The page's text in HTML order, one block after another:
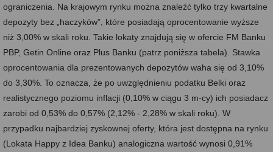
ograniczenia. Na krajowym rynku można znaleźć tylko trzy kwartalne
depozyty bez „haczyków”, które posiadają oprocentowanie wyższe
niż 3,00% w skali roku. Takie lokaty znajdują się w ofercie FM Banku
PBP, Getin Online oraz Plus Banku (patrz poniższa tabela). Stawka
oprocentowania dla prezentowanych depozytów waha się od 3,10%
do 3,30%. To oznacza, że po uwzględnieniu podatku Belki oraz
realistycznego poziomu inflacji (0,10% w ciągu 3 m-cy) ich posiadacz
zarobi od 0,53% do 0,57% (2,12% - 2,28% w skali roku). W
przypadku najbardziej zyskownej oferty, która jest dostępna na rynku
(Lokata Happy z Idea Banku) analogiczna wartość wynosi 0,91%